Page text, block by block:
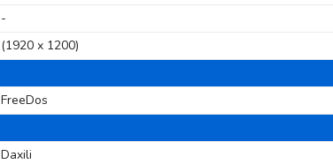
-
(1920 x 1200)
FreeDos
Daxili